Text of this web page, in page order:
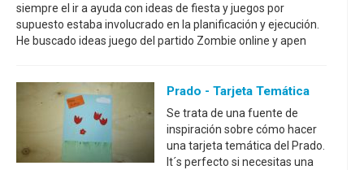
siempre el ir a ayuda con ideas de fiesta y juegos por
supuesto estaba involucrado en la planificación y ejecución.
He buscado ideas juego del partido Zombie online y apen
Prado - Tarjeta Temática
Se trata de una fuente de
inspiración sobre cómo hacer
una tarjeta temática del Prado.
It´s perfecto si necesitas una